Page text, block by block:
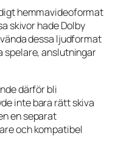
hemmavideoformat
skivor hade Dolby
dessa ljudformat
spelare, anslutningar
därför bli
inte bara rätt skiva
en separat
och kompatibel